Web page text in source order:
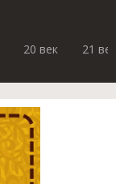
20 век 21 век